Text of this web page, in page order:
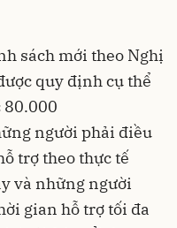
sách mới theo Nghị
quy định cụ thể
80.000
người phải điều
trợ theo thực tế
và những người
gian hỗ trợ tối đa